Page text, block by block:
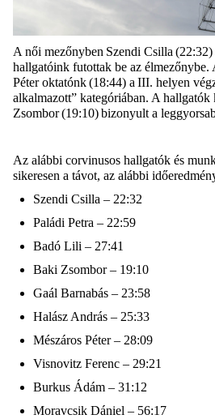
A női mezőnyben Szendi Csilla (22:32)
hallgatóink futottak be az
Péter oktatónk (18:44) a III. helyen
alkalmazott” kategóriában. A hallgatók
Zsombor (19:10) bizonyult a
Az alábbi corvinusos hallgatók és
sikeresen a távot, az alábbi
Szendi Csilla – 22:32
Paládi Petra – 22:59
Badó Lili – 27:41
Baki Zsombor – 19:10
Gaál Barnabás – 23:58
Halász András – 25:33
Mészáros Péter – 28:09
Visnovitz Ferenc – 29:21
Burkus Ádám – 31:12
Moravcsik Dániel – 56:17